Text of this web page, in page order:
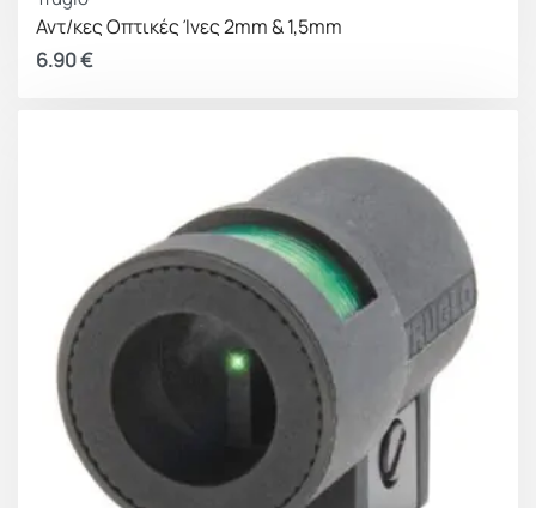
Αντ/κες Οπτικές Ίνες 2mm & 1,5mm
6.90€